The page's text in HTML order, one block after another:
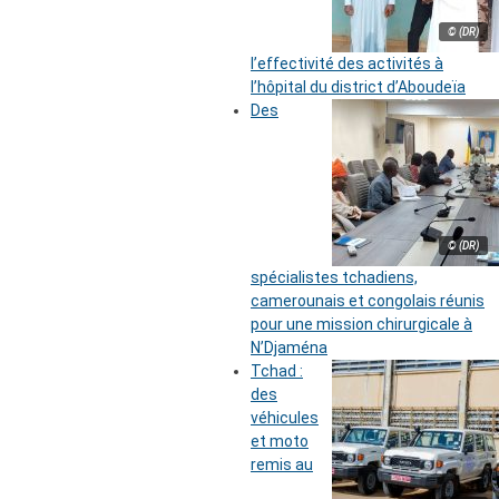
© (DR)
l’effectivité des activités à
l’hôpital du district d’Aboudeïa
© (DR)
Des
spécialistes tchadiens,
camerounais et congolais réunis
pour une mission chirurgicale à
N’Djaména
Tchad :
des
véhicules
et moto
remis au